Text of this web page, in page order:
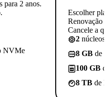
para 2 anos.
NVMe
Escolher
Renovação
Cancele a
2 núcleos
8 GB de
100 GB
8 TB de